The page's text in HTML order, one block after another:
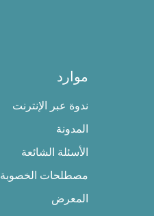
موارد
ندوة عبر الإنترنت
المدونة
الأسئلة الشائعة
مصطلحات الخصوبة
المعرض